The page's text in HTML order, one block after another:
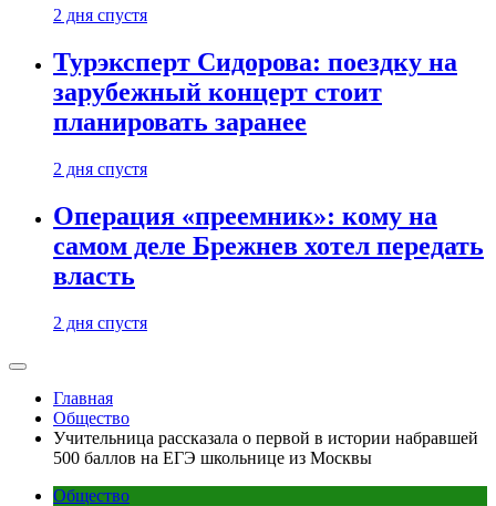
2 дня спустя
Турэксперт Сидорова: поездку на
зарубежный концерт стоит
планировать заранее
2 дня спустя
Операция «преемник»: кому на
самом деле Брежнев хотел передать
власть
2 дня спустя
Главная
Общество
Учительница рассказала о первой в истории набравшей
500 баллов на ЕГЭ школьнице из Москвы
Общество